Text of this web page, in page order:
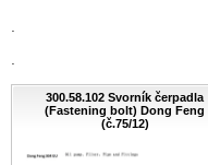
300.58.102 Svorník čerpadla
(Fastening bolt) Dong Feng
(č.75/12)